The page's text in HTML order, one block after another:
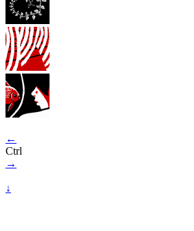
←
Ctrl
→
↓